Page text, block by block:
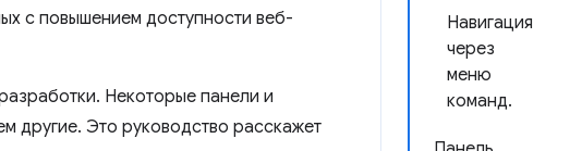
Навигация
через
меню
команд.
с повышением доступности веб-
Некоторые панели и
другие. Это руководство расскажет